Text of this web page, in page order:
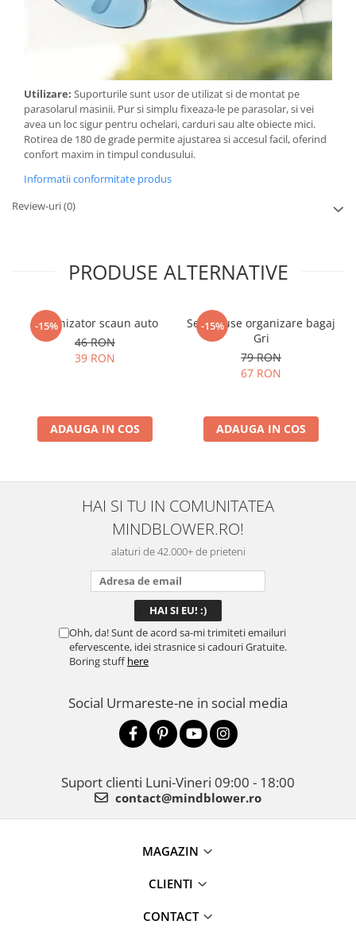
Utilizare: Suporturile sunt usor de utilizat si de montat pe
parasolarul masinii. Pur si simplu fixeaza-le pe parasolar, si vei
avea un loc sigur pentru ochelari, carduri sau alte obiecte mici.
Rotirea de 180 de grade permite ajustarea si accesul facil, oferind
confort maxim in timpul condusului.
Informatii conformitate produs
Review-uri(0)
PRODUSE ALTERNATIVE
-15%
Organizator scaun auto
46 RON
39 RON
ADAUGA IN COS
-15%
Set 7 huse organizare bagaj
Gri
79 RON
67 RON
ADAUGA IN COS
HAI SI TU IN COMUNITATEA
MINDBLOWER.RO!
alaturi de 42.000+ de prieteni
Ohh, da! Sunt de acord sa-mi trimiteti emailuri
efervescente, idei strasnice si cadouri Gratuite.
Boring stuffhere
Social Urmareste-ne in social media
Suport clienti Luni-Vineri 09:00 - 18:00
contact@mindblower.ro
MAGAZIN
CLIENTI
CONTACT